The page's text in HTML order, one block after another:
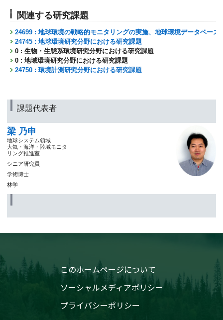
関連する研究課題
24699 : 地球環境の戦略的モニタリングの実施、地球環境データベース
24745 : 地球環境研究分野における研究課題
0 : 生物・生態系環境研究分野における研究課題
0 : 地域環境研究分野における研究課題
24750 : 環境計測研究分野における研究課題
課題代表者
梁 乃申
地球システム領域
大気・海洋・陸域モニタ
リング推進室
シニア研究員
学術博士
林学
このホームページについて
ソーシャルメディアポリシー
プライバシーポリシー